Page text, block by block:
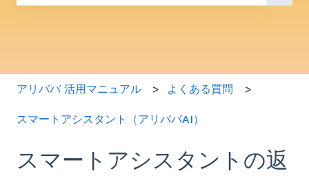
アリババ 活用マニュアル よくある質問
スマートアシスタント（アリババAI）
スマートアシスタントの返